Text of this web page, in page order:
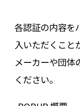
各認証の内容を
入いただくこと
メーカーや団体
ください。